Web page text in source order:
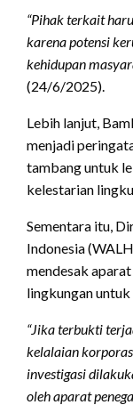
“Pihak terkait
karena potensi
kehidupan
(24/6/2025).
Lebih lanjut,
menjadi
tambang untuk
kelestarian
Sementara itu,
Indonesia
mendesak
lingkungan untuk
“Jika terbukti
kelalaian
investigasi
oleh aparat